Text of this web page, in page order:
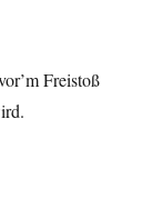
Freistoß